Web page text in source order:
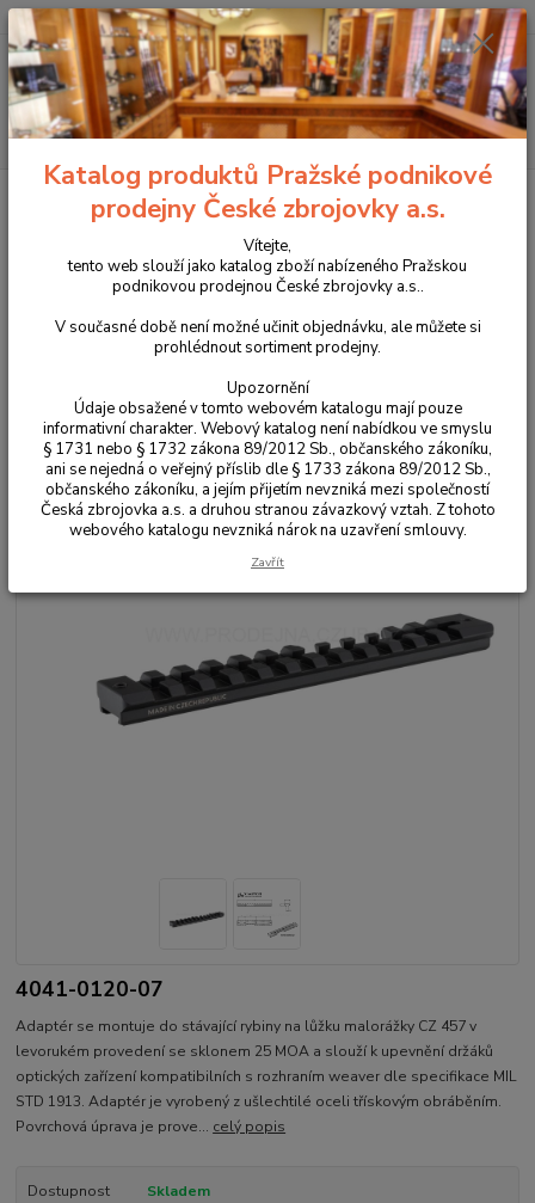
Menu
Hledat
+420 225 375 800
Montáže, weaver lišty
Weaver lišta pro CZ 457 ocelová
LH se sklonem 25 MOA
Weaver lišta pro CZ 457 ocelová
LH se sklonem 25 MOA
4041-0120-07
Adaptér se montuje do stávající rybiny na lůžku malorážky CZ 457 v
levorukém provedení se sklonem 25 MOA a slouží k upevnění držáků
optických zařízení kompatibilních s rozhraním weaver dle specifikace MIL
STD 1913. Adaptér je vyrobený z ušlechtilé oceli třískovým obráběním.
Povrchová úprava je prove... celý popis
Dostupnost Skladem
Katalog produktů Pražské podnikové
prodejny České zbrojovky a.s.
Vítejte,
tento web slouží jako katalog zboží nabízeného Pražskou
podnikovou prodejnou České zbrojovky a.s..
V současné době není možné učinit objednávku, ale můžete si
prohlédnout sortiment prodejny.
Upozornění
Údaje obsažené v tomto webovém katalogu mají pouze
informativní charakter. Webový katalog není nabídkou ve smyslu
§ 1731 nebo § 1732 zákona 89/2012 Sb., občanského zákoníku,
ani se nejedná o veřejný příslib dle § 1733 zákona 89/2012 Sb.,
občanského zákoníku, a jejím přijetím nevzniká mezi společností
Česká zbrojovka a.s. a druhou stranou závazkový vztah. Z tohoto
webového katalogu nevzniká nárok na uzavření smlouvy.
Zavřít